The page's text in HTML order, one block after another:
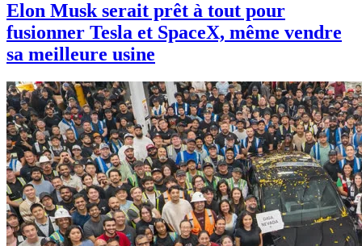
Elon Musk serait prêt à tout pour
fusionner Tesla et SpaceX, même vendre
sa meilleure usine